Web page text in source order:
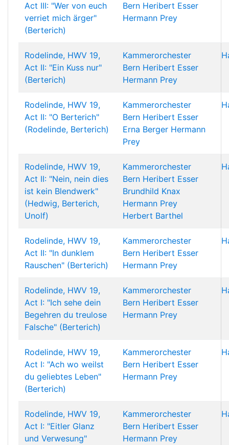
Act III: "Wer von euch
verriet mich ärger"
(Berterich)
Bern Heribert Esser
Hermann Prey
Rodelinde, HWV 19,
Act II: "Ein Kuss nur"
(Berterich)
Kammerorchester
Bern Heribert Esser
Hermann Prey
Rodelinde, HWV 19,
Act II: "O Berterich"
(Rodelinde, Berterich)
Kammerorchester
Bern Heribert Esser
Erna Berger Hermann
Prey
Rodelinde, HWV 19,
Act II: "Nein, nein dies
ist kein Blendwerk"
(Hedwig, Berterich,
Unolf)
Kammerorchester
Bern Heribert Esser
Brundhild Knax
Hermann Prey
Herbert Barthel
Rodelinde, HWV 19,
Act II: "In dunklem
Rauschen" (Berterich)
Kammerorchester
Bern Heribert Esser
Hermann Prey
Rodelinde, HWV 19,
Act I: "Ich sehe dein
Begehren du treulose
Falsche" (Berterich)
Kammerorchester
Bern Heribert Esser
Hermann Prey
Rodelinde, HWV 19,
Act I: "Ach wo weilst
du geliebtes Leben"
(Berterich)
Kammerorchester
Bern Heribert Esser
Hermann Prey
Rodelinde, HWV 19,
Act I: "Eitler Glanz
und Verwesung"
Kammerorchester
Bern Heribert Esser
Hermann Prey